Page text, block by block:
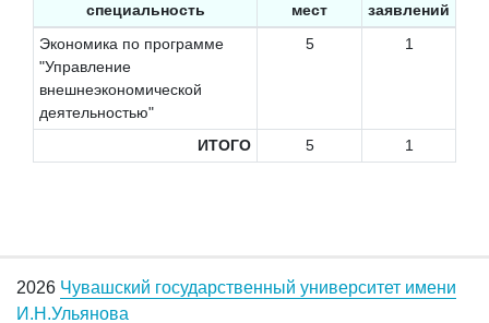
специальность
мест
заявлений
Экономика по программе
"Управление
внешнеэкономической
деятельностью"
5 1
ИТОГО 5 1
2026 Чувашский государственный университет имени
И.Н.Ульянова